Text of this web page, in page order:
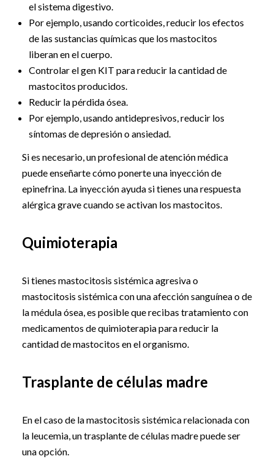
el sistema digestivo.
Por ejemplo, usando corticoides, reducir los efectos
de las sustancias químicas que los mastocitos
liberan en el cuerpo.
Controlar el gen KIT para reducir la cantidad de
mastocitos producidos.
Reducir la pérdida ósea.
Por ejemplo, usando antidepresivos, reducir los
síntomas de depresión o ansiedad.
Si es necesario, un profesional de atención médica
puede enseñarte cómo ponerte una inyección de
epinefrina. La inyección ayuda si tienes una respuesta
alérgica grave cuando se activan los mastocitos.
Quimioterapia
Si tienes mastocitosis sistémica agresiva o
mastocitosis sistémica con una afección sanguínea o de
la médula ósea, es posible que recibas tratamiento con
medicamentos de quimioterapia para reducir la
cantidad de mastocitos en el organismo.
Trasplante de células madre
En el caso de la mastocitosis sistémica relacionada con
la leucemia, un trasplante de células madre puede ser
una opción.